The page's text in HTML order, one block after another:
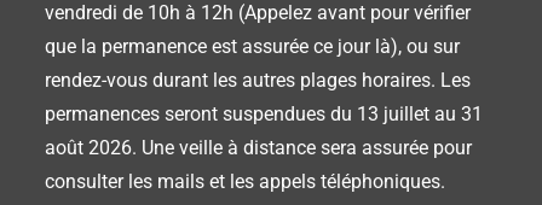
vendredi de 10h à 12h (Appelez avant pour vérifier
que la permanence est assurée ce jour là), ou sur
rendez-vous durant les autres plages horaires. Les
permanences seront suspendues du 13 juillet au 31
août 2026. Une veille à distance sera assurée pour
consulter les mails et les appels téléphoniques.